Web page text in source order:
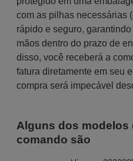
com as pilhas necessárias
rápido e seguro,
mãos dentro do prazo de
disso, você receberá a
fatura diretamente em seu
compra será impecável
Alguns dos modelos
comando são